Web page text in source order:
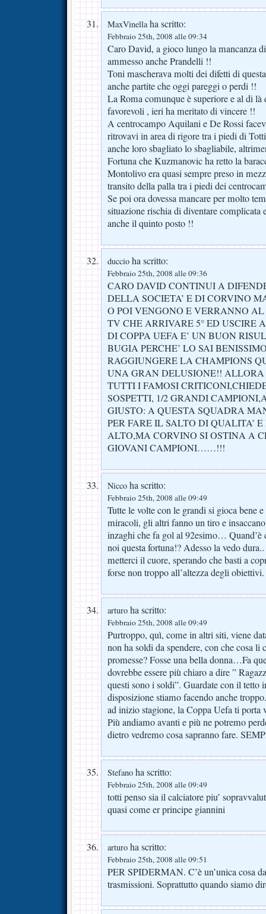
MaxVinellaha scritto:
Febbraio 25th, 2008 alle 09:34
Caro David, a gioco lungo la mancanza
ammesso anche Prandelli !!
Toni mascherava molti dei difetti di
anche partite che oggi pareggi o perdi !!
La Roma comunque è superiore e al di
favorevoli , ieri ha meritato di vincere !!
A centrocampo Aquilani e De Rossi
ritrovavi in area di rigore tra i piedi di
anche loro sbagliato lo sbagliabile,
Fortuna che Kuzmanovic ha retto la
Montolivo era quasi sempre preso in
transito della palla tra i piedi dei
Se poi ora dovessa mancare per molto
situazione rischia di diventare complicata
anche il quinto posto !!
duccio ha scritto:
Febbraio 25th, 2008 alle 09:36
CARO DAVID CONTINUI A
DELLA SOCIETA’ E DI CORVINO
O POI VENGONO E VERRANNO
TV CHE ARRIVARE 5° ED USCIRE
DI COPPA UEFA E’ UN BUON
BUGIA PERCHE’ LO SAI
RAGGIUNGERE LA CHAMPIONS
UNA GRAN DELUSIONE!!
TUTTI I FAMOSI
SOSPETTI, 1/2 GRANDI
GIUSTO: A QUESTA SQUADRA
PER FARE IL SALTO DI QUALITA’
ALTO,MA CORVINO SI OSTINA A
GIOVANI CAMPIONI……!!!
Nicco ha scritto:
Febbraio 25th, 2008 alle 09:49
Tutte le volte con le grandi si gioca
miracoli, gli altri fanno un tiro e
inzaghi che fa gol al 92esimo… Quand’è
noi questa fortuna!? Adesso la vedo
metterci il cuore, sperando che basti a
forse non troppo all’altezza degli obiettivi.
arturo ha scritto:
Febbraio 25th, 2008 alle 09:49
Purtroppo, quì, come in altri siti, viene
non ha soldi da spendere, con che cosa
promesse? Fosse una bella donna…Fa
dovrebbe essere più chiaro a dire ”
questi sono i soldi”. Guardate con il tetto
disposizione stiamo facendo anche
ad inizio stagione, la Coppa Uefa ti porta
Più andiamo avanti e più ne potremo
dietro vedremo cosa sapranno fare.
Stefano ha scritto:
Febbraio 25th, 2008 alle 09:49
totti penso sia il calciatore piu’
quasi come er principe giannini
arturo ha scritto:
Febbraio 25th, 2008 alle 09:51
PER SPIDERMAN. C’è un’unica cosa
trasmissioni. Soprattutto quando siamo